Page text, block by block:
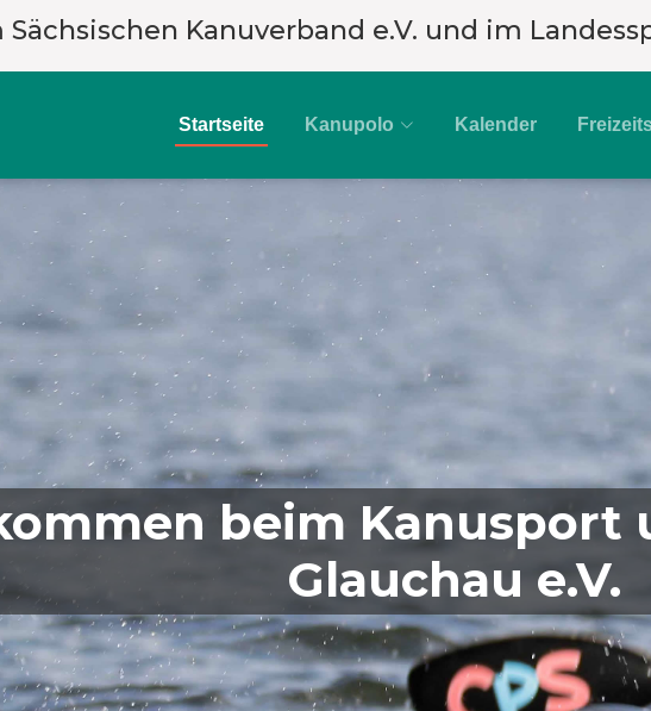
Kanuverband e.V. und im
Startseite Kanupolo Kalender
beim Kanusport
Glauchau e.V.